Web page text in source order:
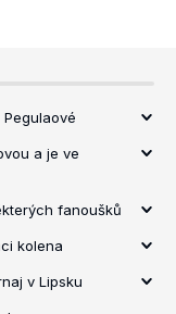
a je ve
fanoušků
kolena
v Lipsku